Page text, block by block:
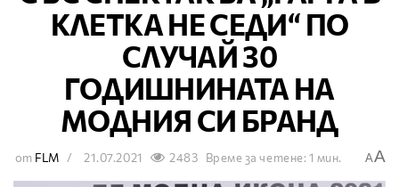
КЛЕТКА НЕ СЕДИ“ ПО
СЛУЧАЙ 30
ГОДИШНИНАТА НА
МОДНИЯ СИ БРАНД
от FLM 21.07.2021 2483 Време за четене: 1 мин. AA